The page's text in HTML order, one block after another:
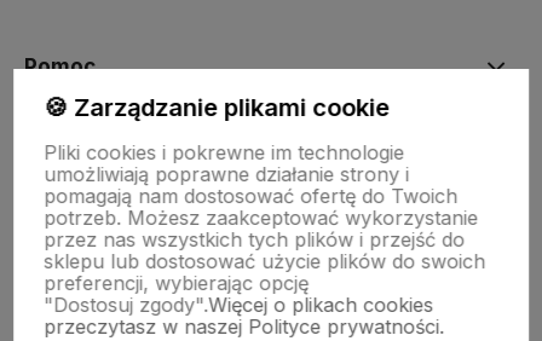
Pomoc
KOLEKCJE
Nasze marki
O nas
🍪 Zarządzanie plikami cookie
Pliki cookies i pokrewne im technologie
umożliwiają poprawne działanie strony i
pomagają nam dostosować ofertę do Twoich
potrzeb. Możesz zaakceptować wykorzystanie
przez nas wszystkich tych plików i przejść do
sklepu lub dostosować użycie plików do swoich
preferencji, wybierając opcję
"Dostosuj zgody".Więcej o plikach cookies
przeczytasz w naszej Polityce prywatności.